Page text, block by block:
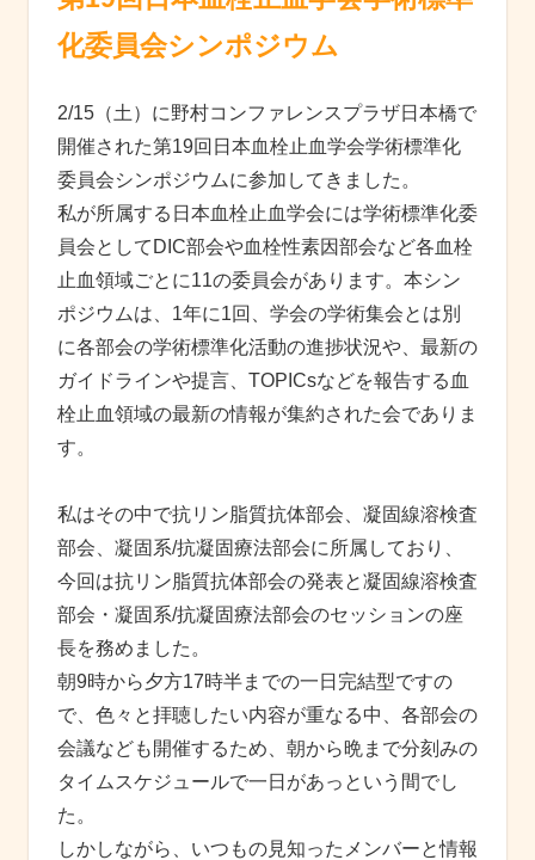
化委員会シンポジウム
2/15（土）に野村コンファレンスプラザ日本橋で
開催された第19回日本血栓止血学会学術標準化
委員会シンポジウムに参加してきました。
私が所属する日本血栓止血学会には学術標準化委
員会としてDIC部会や血栓性素因部会など各血栓
止血領域ごとに11の委員会があります。本シン
ポジウムは、1年に1回、学会の学術集会とは別
に各部会の学術標準化活動の進捗状況や、最新の
ガイドラインや提言、TOPICsなどを報告する血
栓止血領域の最新の情報が集約された会でありま
す。
私はその中で抗リン脂質抗体部会、凝固線溶検査
部会、凝固系/抗凝固療法部会に所属しており、
今回は抗リン脂質抗体部会の発表と凝固線溶検査
部会・凝固系/抗凝固療法部会のセッションの座
長を務めました。
朝9時から夕方17時半までの一日完結型ですの
で、色々と拝聴したい内容が重なる中、各部会の
会議なども開催するため、朝から晩まで分刻みの
タイムスケジュールで一日があっという間でし
た。
しかしながら、いつもの見知ったメンバーと情報